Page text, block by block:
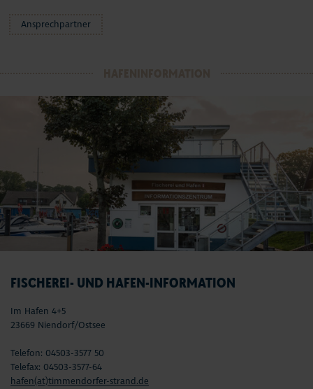
Ansprechpartner
FISCHEREI- UND HAFEN-INFORMATION
Im Hafen 4+5
23669 Niendorf/Ostsee
Telefon: 04503-3577 50
Telefax: 04503-3577-64
hafen(at)timmendorfer-strand.de